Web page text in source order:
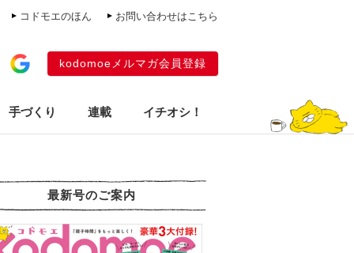
コドモエのほん お問い合わせはこちら
kodomoeメルマガ会員登録
手づくり 連載 イチオシ！
最新号のご案内